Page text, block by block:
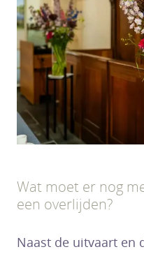
Wat moet er nog
een overlijden?
Naast de uitvaart en